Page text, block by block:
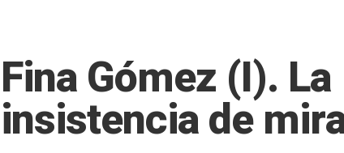
Fina Gómez (I). La
insistencia de